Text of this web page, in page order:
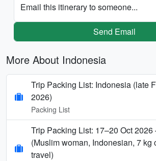
Email this itinerary to someone...
Send Email
More About Indonesia
Trip Packing List: Indonesia (late
2026)
Packing List
Trip Packing List: 17–20 Oct
(Muslim woman, Indonesian, 7 kg
travel)